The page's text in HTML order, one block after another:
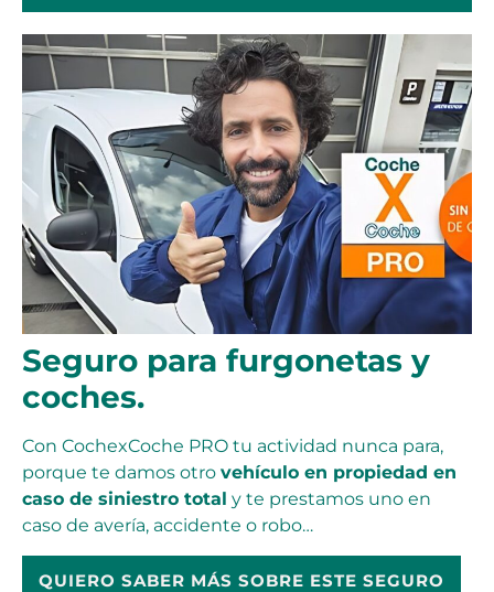
Seguro para furgonetas y
coches.
Con CochexCoche PRO tu actividad nunca para,
porque te damos otro vehículo en propiedad en
caso de siniestro total y te prestamos uno en
caso de avería, accidente o robo…
QUIERO SABER MÁS SOBRE ESTE SEGURO